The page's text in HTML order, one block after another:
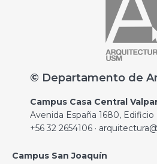
© Departamento de
Campus Casa Central
Avenida España 1680, Edificio
+56 32 2654106 ·
Campus San Joaquín